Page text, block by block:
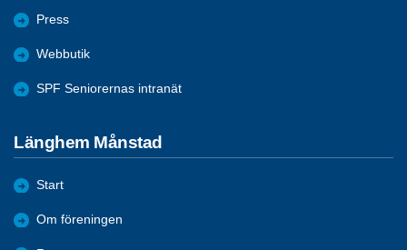
Press
Webbutik
SPF Seniorernas intranät
Länghem Månstad
Start
Om föreningen